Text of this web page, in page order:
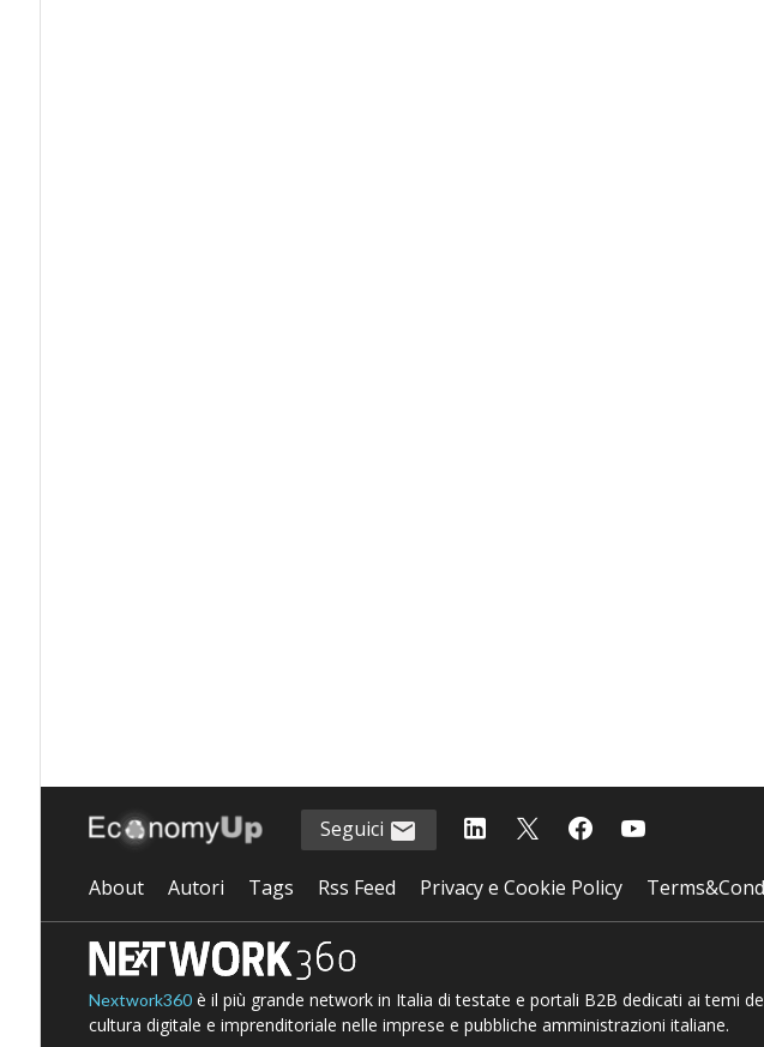
Seguici
About Autori Tags Rss Feed Privacy e Cookie Policy
Nextwork360è il più grande network in Italia di testate e portali B2B dedicati ai temi
cultura digitale e imprenditoriale nelle imprese e pubbliche amministrazioni italiane.